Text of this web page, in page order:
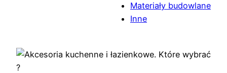
Materiały budowlane
Inne